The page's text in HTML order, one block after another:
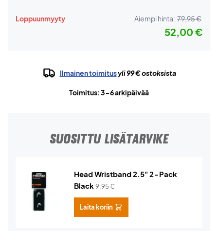
Loppuunmyyty Aiempi hinta: 79,95 €
52,00 €
Ilmainen toimitusyli 99 € ostoksista
Toimitus: 3-6 arkipäivää
SUOSITTU LISÄTARVIKE
Head Wristband 2.5" 2-Pack
Black9,95€
Laita koriin